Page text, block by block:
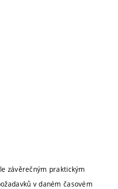
závěrečným praktickým
v daném časovém